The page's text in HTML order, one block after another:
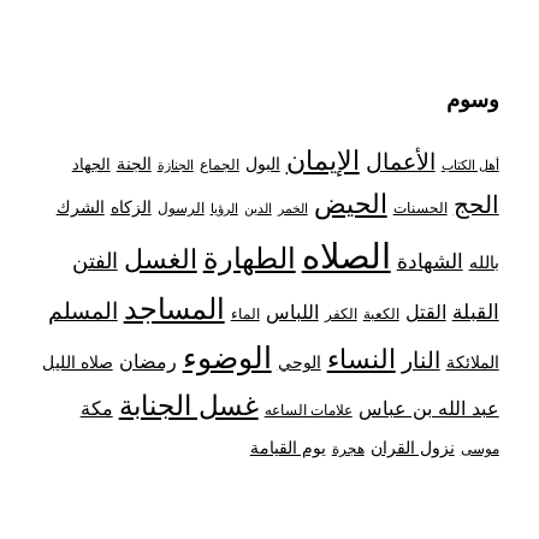
وسوم
أهل الكتاب الأعمال الإيمان البول الجماع الجنازة الجنة الجهاد
الحج الحسنات الحيض الخمر الدين الرؤيا الرسول الزكاه الشرك
بالله الشهادة الصلاه الطهارة الغسل الفتن
القبلة القتل الكعبة الكفر اللباس الماء المساجد المسلم
الملائكة النار النساء الوحي الوضوء رمضان صلاه الليل
عبد الله بن عباس علامات الساعه غسل الجنابة مكة
موسى نزول القران هجرة يوم القيامة